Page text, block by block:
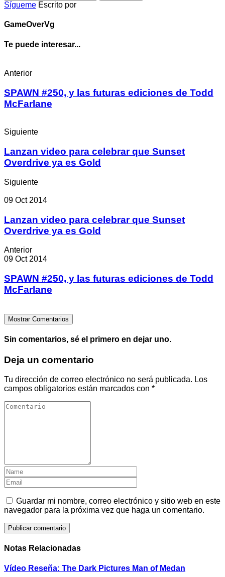
Sígueme Escrito por
GameOverVg
Te puede interesar...
Anterior
SPAWN #250, y las futuras ediciones de Todd
McFarlane
Siguiente
Lanzan video para celebrar que Sunset
Overdrive ya es Gold
Siguiente
09 Oct 2014
Lanzan video para celebrar que Sunset
Overdrive ya es Gold
Anterior
09 Oct 2014
SPAWN #250, y las futuras ediciones de Todd
McFarlane
Mostrar Comentarios
Sin comentarios, sé el primero en dejar uno.
Deja un comentario
Tu dirección de correo electrónico no será publicada. Los
campos obligatorios están marcados con *
Guardar mi nombre, correo electrónico y sitio web en este
navegador para la próxima vez que haga un comentario.
Notas Relacionadas
Vídeo Reseña: The Dark Pictures Man of Medan